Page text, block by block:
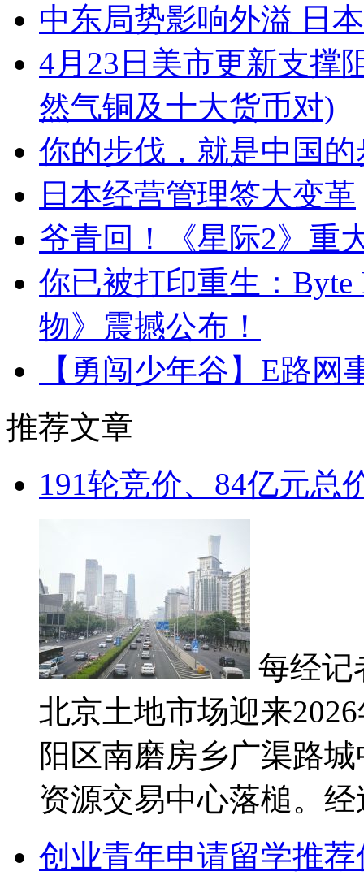
中东局势影响外溢 日
4月23日美市更新支撑
然气铜及十大货币对)
你的步伐，就是中国的
日本经营管理签大变革
爷青回！《星际2》重
你已被打印重生：
物》震撼公布！
【勇闯少年谷】E路
推荐文章
191轮竞价、84亿元总
每经记
北京土地市场迎来
阳区南磨房乡广渠路
资源交易中心落槌。
创业青年申请留学推